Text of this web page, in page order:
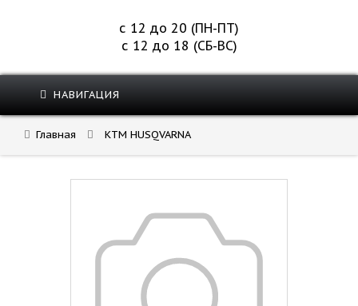
с 12 до 20 (ПН-ПТ)
с 12 до 18 (СБ-ВС)
НАВИГАЦИЯ
Главная KTM HUSQVARNA